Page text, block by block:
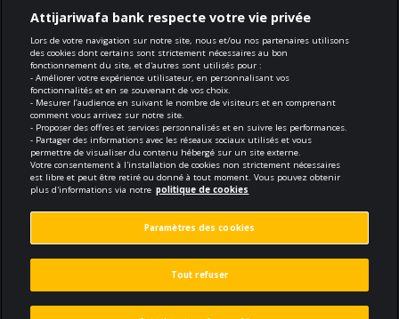
Conformité
Conditions générales d'utilisation
Sécurité et confidentialité
Politique de cookies
Protection des données personnelles
© 2026 Tous droits réservés
Réalisé par void.fr
Attijariwafa bank respecte votre vie privée
Lors de votre navigation sur notre site, nous et/ou nos partenaires utilisons
des cookies dont certains sont strictement nécessaires au bon
fonctionnement du site, et d'autres sont utilisés pour :
- Améliorer votre expérience utilisateur, en personnalisant vos
fonctionnalités et en se souvenant de vos choix.
- Mesurer l’audience en suivant le nombre de visiteurs et en comprenant
comment vous arrivez sur notre site.
- Proposer des offres et services personnalisés et en suivre les performances.
- Partager des informations avec les réseaux sociaux utilisés et vous
permettre de visualiser du contenu hébergé sur un site externe.
Votre consentement à l'installation de cookies non strictement nécessaires
est libre et peut être retiré ou donné à tout moment. Vous pouvez obtenir
plus d'informations via notre politique de cookies
Paramètres des cookies
Tout refuser